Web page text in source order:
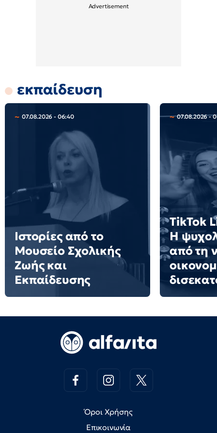
εκπαίδευση
07.08.2026 - 06:40
Ιστορίες από το
Μουσείο Σχολικής
Ζωής και
Εκπαίδευσης
07.08.2026 -
TikTok
Η
από τη
Όροι Χρήσης
Επικοινωνία